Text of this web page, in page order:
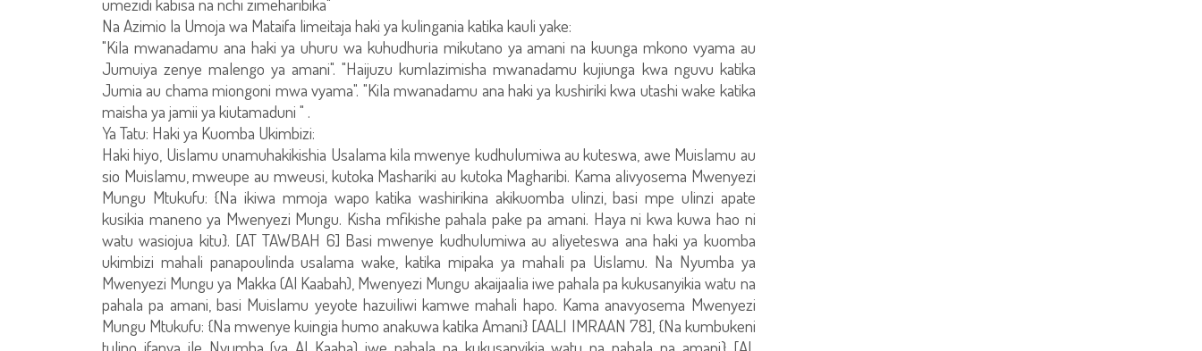
Na Azimio la Umoja wa Mataifa limeitaja haki ya kulingania katika kauli yake:
"Kila mwanadamu ana haki ya uhuru wa kuhudhuria mikutano ya amani na kuunga mkono vyama au
Jumuiya zenye malengo ya amani". "Haijuzu kumlazimisha mwanadamu kujiunga kwa nguvu katika
Jumia au chama miongoni mwa vyama". "Kila mwanadamu ana haki ya kushiriki kwa utashi wake katika
maisha ya jamii ya kiutamaduni " .
Ya Tatu: Haki ya Kuomba Ukimbizi:
Haki hiyo, Uislamu unamuhakikishia Usalama kila mwenye kudhulumiwa au kuteswa, awe Muislamu au
sio Muislamu, mweupe au mweusi, kutoka Mashariki au kutoka Magharibi. Kama alivyosema Mwenyezi
Mungu Mtukufu: {Na ikiwa mmoja wapo katika washirikina akikuomba ulinzi, basi mpe ulinzi apate
kusikia maneno ya Mwenyezi Mungu. Kisha mfikishe pahala pake pa amani. Haya ni kwa kuwa hao ni
watu wasiojua kitu}. [AT TAWBAH 6] Basi mwenye kudhulumiwa au aliyeteswa ana haki ya kuomba
ukimbizi mahali panapoulinda usalama wake, katika mipaka ya mahali pa Uislamu. Na Nyumba ya
Mwenyezi Mungu ya Makka (Al Kaabah), Mwenyezi Mungu akaijaalia iwe pahala pa kukusanyikia watu na
pahala pa amani, basi Muislamu yeyote hazuiliwi kamwe mahali hapo. Kama anavyosema Mwenyezi
Mungu Mtukufu: {Na mwenye kuingia humo anakuwa katika Amani} [AALI IMRAAN 78], {Na kumbukeni